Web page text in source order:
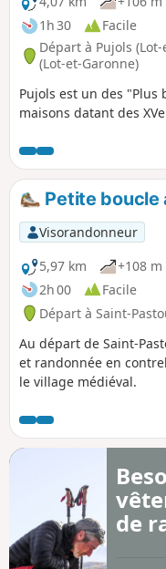
1h 30
Facile
Départ à Pujols
(Lot-et-Garonne)
Pujols est un des "Plus
maisons datant des
Petite boucle
Visorandonneur
5,97 km
+108 m
2h 00
Facile
Départ à Saint-
Au départ de Saint-
et randonnée en
le village médiéval.
de